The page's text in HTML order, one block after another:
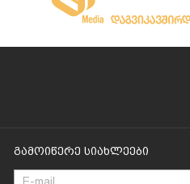
Გამოიწერე Სიახლეები